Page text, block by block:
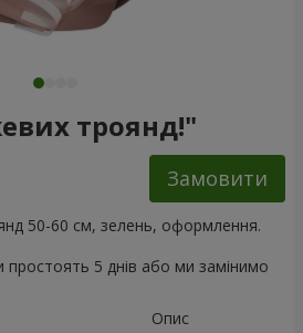
троянд!"
Замовити
50-60 см, зелень, оформлення.
простоять 5 днів або ми замінимо
Опис